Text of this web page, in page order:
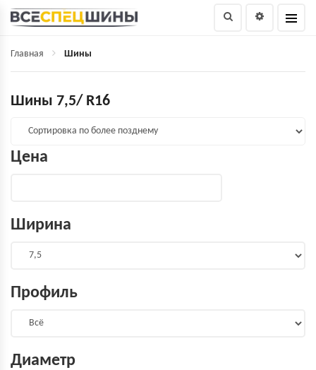
Главная Шины
Шины 7,5/ R16
Цена
Ширина
Профиль
Диаметр